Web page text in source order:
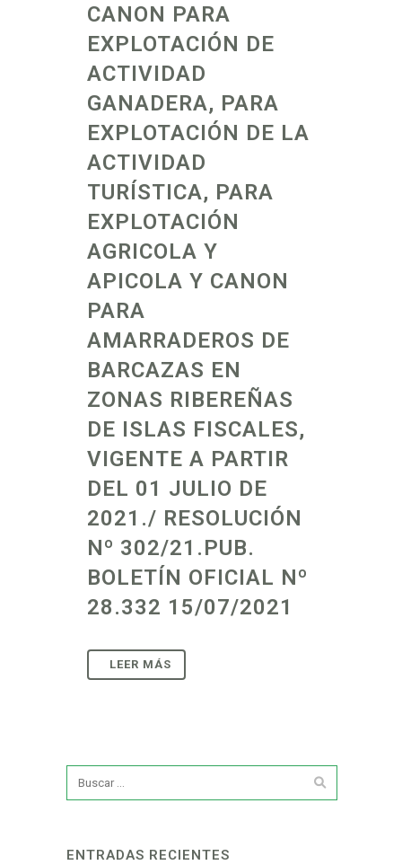
CANON PARA
EXPLOTACIÓN DE
ACTIVIDAD
GANADERA, PARA
EXPLOTACIÓN DE LA
ACTIVIDAD
TURÍSTICA, PARA
EXPLOTACIÓN
AGRICOLA Y
APICOLA Y CANON
PARA
AMARRADEROS DE
BARCAZAS EN
ZONAS RIBEREÑAS
DE ISLAS FISCALES,
VIGENTE A PARTIR
DEL 01 JULIO DE
2021./ RESOLUCIÓN
Nº 302/21.PUB.
BOLETÍN OFICIAL Nº
28.332 15/07/2021
ENTRADAS RECIENTES